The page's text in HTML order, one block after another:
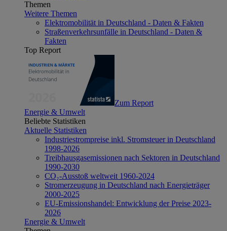
Themen
Weitere Themen
Elektromobilität in Deutschland - Daten & Fakten
Straßenverkehrsunfälle in Deutschland - Daten &
Fakten
Top Report
Zum Report
Energie & Umwelt
Beliebte Statistiken
Aktuelle Statistiken
Industriestrompreise inkl. Stromsteuer in Deutschland
1998-2026
Treibhausgasemissionen nach Sektoren in Deutschland
1990-2030
CO₂-Ausstoß weltweit 1960-2024
Stromerzeugung in Deutschland nach Energieträger
2000-2025
EU-Emissionshandel: Entwicklung der Preise 2023-
2026
Energie & Umwelt